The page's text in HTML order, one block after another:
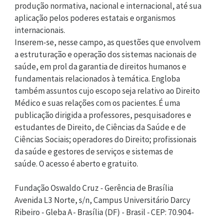
produção normativa, nacional e internacional, até sua
aplicação pelos poderes estatais e organismos
internacionais.
Inserem-se, nesse campo, as questões que envolvem
a estruturação e operação dos sistemas nacionais de
saúde, em prol da garantia de direitos humanos e
fundamentais relacionados à temática. Engloba
também assuntos cujo escopo seja relativo ao Direito
Médico e suas relações com os pacientes. É uma
publicação dirigida a professores, pesquisadores e
estudantes de Direito, de Ciências da Saúde e de
Ciências Sociais; operadores do Direito; profissionais
da saúde e gestores de serviços e sistemas de
saúde. O acesso é aberto e gratuito.
Fundação Oswaldo Cruz - Gerência de Brasília
Avenida L3 Norte, s/n, Campus Universitário Darcy
Ribeiro - Gleba A - Brasília (DF) - Brasil - CEP: 70.904-